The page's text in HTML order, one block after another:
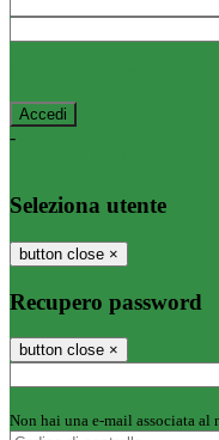
-
Seleziona utente
button close ×
Recupero password
button close ×
Non hai una e-mail associata al